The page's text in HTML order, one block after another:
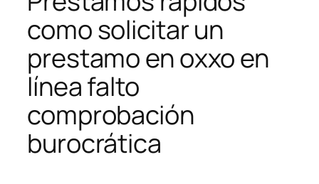
como solicitar un
prestamo en oxxo en
línea falto
comprobación
burocrática